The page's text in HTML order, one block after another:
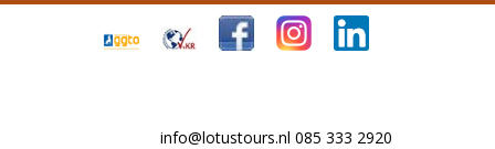
info@lotustours.nl 085 333 2920